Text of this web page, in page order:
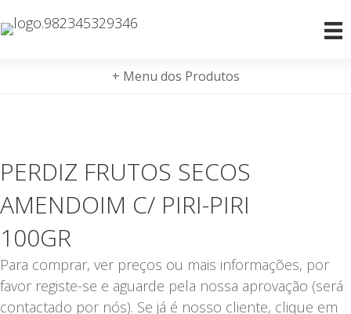
+ Menu dos Produtos
PERDIZ FRUTOS SECOS
AMENDOIM C/ PIRI-PIRI
100GR
Para comprar, ver preços ou mais informações, por
favor registe-se e aguarde pela nossa aprovação (será
contactado por nós). Se já é nosso cliente, clique em